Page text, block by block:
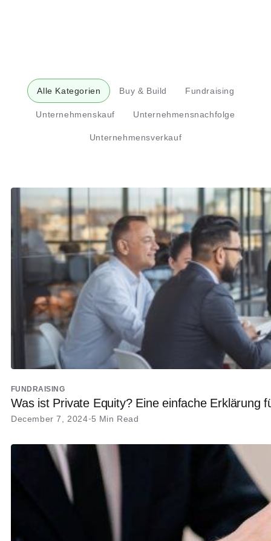
Buy & Build Fundraising
Unternehmenskauf Unternehmensnachfolge
Unternehmensverkauf
Alle Kategorien
FUNDRAISING
Was ist Private Equity? Eine einfache Erklärung
December 7, 2024 5 Min Read